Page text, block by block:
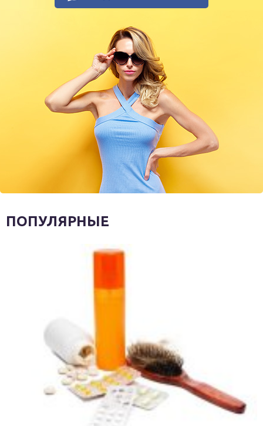
ПОПУЛЯРНЫЕ